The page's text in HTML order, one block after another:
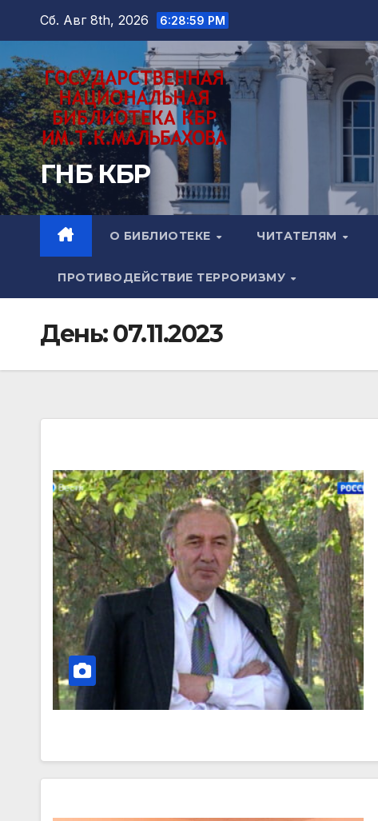
Перейти
содержимому
Сб. Авг 8th, 2026 6:29:01 PM
ГНБ КБР
О БИБЛИОТЕКЕ ЧИТАТЕЛЯМ
ПРОТИВОДЕЙСТВИЕ ТЕРРОРИЗМУ
День:07.11.2023